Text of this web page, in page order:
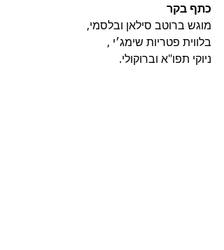
כתף בקר
מוגש ברוטב סילאן ובלסמי,
בלווית פטריות שימג׳י ,
ניוקי תפו"א וברוקולי.